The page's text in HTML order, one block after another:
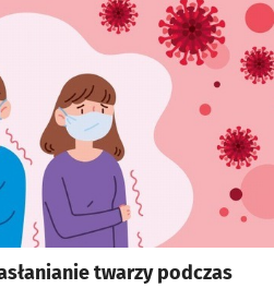
twarzy podczas